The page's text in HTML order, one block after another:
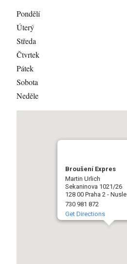
Pondělí
Úterý
Středa
Čtvrtek
Pátek
Sobota
Neděle
Broušení Expres
Martin Urlich
Sekaninova 1021/26
128 00 Praha 2 - Nusle
730 981 872
Get Directions